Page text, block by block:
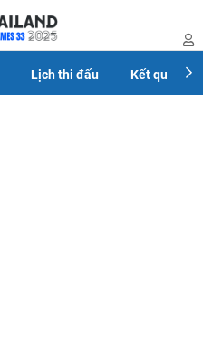
Lịch thi đấu Kết quả